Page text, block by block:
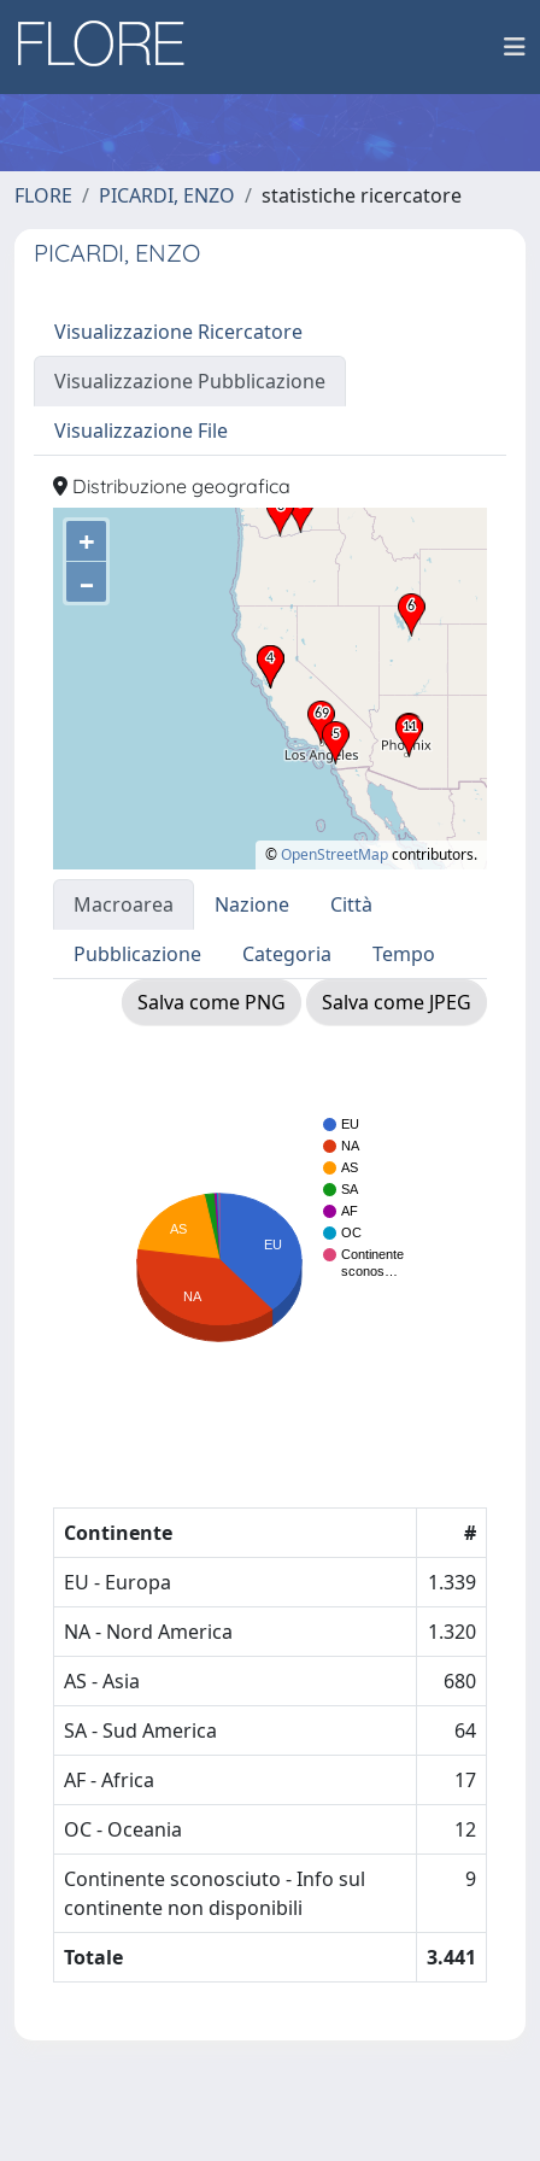
FLORE PICARDI, ENZO statistiche ricercatore
PICARDI, ENZO
Visualizzazione Ricercatore
Visualizzazione Pubblicazione
Visualizzazione File
Distribuzione geografica
+
–
©OpenStreetMapcontributors.
Macroarea Nazione
Città
Pubblicazione
Categoria
Tempo
Salva come PNG
Salva come JPEG
EU
NA
AS
SA
AF
OC
Continente
sconos…
EU
AS
NA
Continente
#
EU - Europa
1.339
NA - Nord America
1.320
AS - Asia
680
SA - Sud America
64
AF - Africa
17
OC - Oceania
12
Continente sconosciuto - Info sul
continente non disponibili
9
Totale 3.441